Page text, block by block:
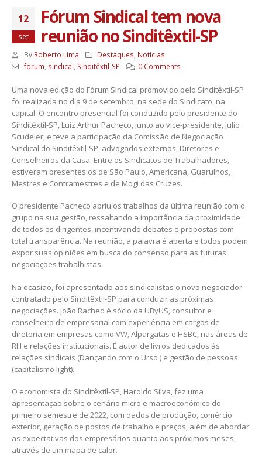
12
set
Fórum Sindical tem nova
reunião no Sinditêxtil-SP
By Roberto Lima Destaques Notícias
forum sindical Sinditêxtil-SP 0 Comments
Uma nova edição do Fórum Sindical promovido pelo Sinditêxtil-SP
foi realizada no dia 9 de setembro, na sede do Sindicato, na
capital. O encontro presencial foi conduzido pelo presidente do
Sinditêxtil-SP, Luiz Arthur Pacheco, junto ao vice-presidente, Julio
Scudeler, e teve a participação da Comissão de Negociação
Sindical do Sinditêxtil-SP, advogados externos, Diretores e
Conselheiros da Casa. Entre os Sindicatos de Trabalhadores,
estiveram presentes os de São Paulo, Americana, Guarulhos,
Mestres e Contramestres e de Mogi das Cruzes.
O presidente Pacheco abriu os trabalhos da última reunião com o
grupo na sua gestão, ressaltando a importância da proximidade
de todos os dirigentes, incentivando debates e propostas com
total transparência. Na reunião, a palavra é aberta e todos podem
expor suas opiniões em busca do consenso para as futuras
negociações trabalhistas.
Na ocasião, foi apresentado aos sindicalistas o novo negociador
contratado pelo Sinditêxtil-SP para conduzir as próximas
negociações. João Rached é sócio da UByUS, consultor e
conselheiro de empresarial com experiência em cargos de
diretoria em empresas como VW, Alpargatas e HSBC, nas áreas de
RH e relações institucionais. É autor de livros dedicados às
relações sindicais (Dançando com o Urso ) e gestão de pessoas
(capitalismo light).
O economista do Sinditêxtil-SP, Haroldo Silva, fez uma
apresentação sobre o cenário micro e macroeconômico do
primeiro semestre de 2022, com dados de produção, comércio
exterior, geração de postos de trabalho e preços, além de abordar
as expectativas dos empresários quanto aos próximos meses,
através de um mapa de calor.